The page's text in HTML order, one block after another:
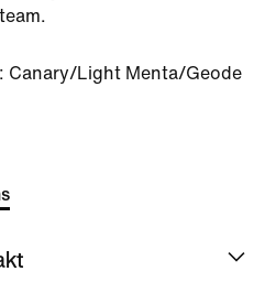
Canary/Light Menta/Geode